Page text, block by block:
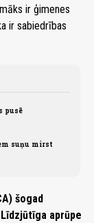
ir ģimenes
ir sabiedrības
pusē
suņu mirst
šogad
aprūpe